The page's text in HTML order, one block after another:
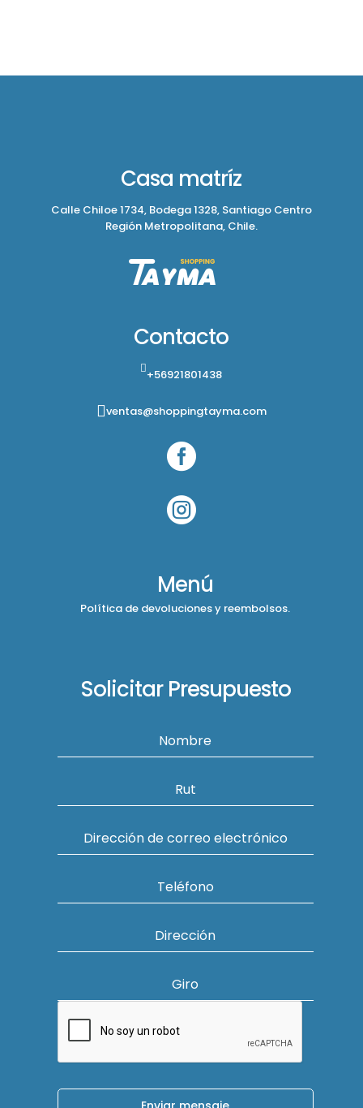
Casa matríz
Calle Chiloe 1734, Bodega 1328, Santiago Centro
Región Metropolitana, Chile.
Contacto
+56921801438
ventas@shoppingtayma.com


Menú
Política de devoluciones y reembolsos.
Solicitar Presupuesto
Nombre
Rut
Dirección de correo electrónico
Teléfono
Dirección
Giro